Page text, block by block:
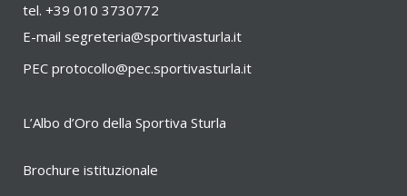
tel. +39 010 3730772
E-mail segreteria@sportivasturla.it
PEC protocollo@pec.sportivasturla.it
L’Albo d’Oro della Sportiva Sturla
Brochure istituzionale